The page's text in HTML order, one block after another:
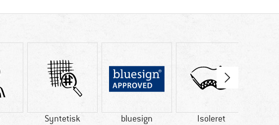
Syntetisk
bluesign
Isoleret